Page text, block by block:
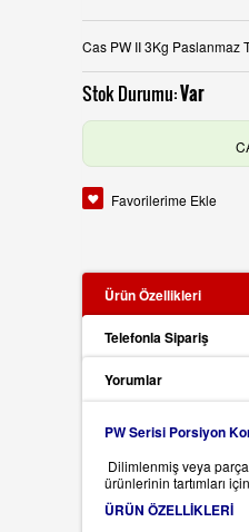
Cas PW II 3Kg Paslanmaz
Stok Durumu:Var
Favorilerime Ekle
Ürün Özellikleri
Telefonla Sipariş
Yorumlar
PW Serisi Porsiyon
Dilimlenmiş veya
ürünlerinin tartımları
ÜRÜN ÖZELLİKLERİ